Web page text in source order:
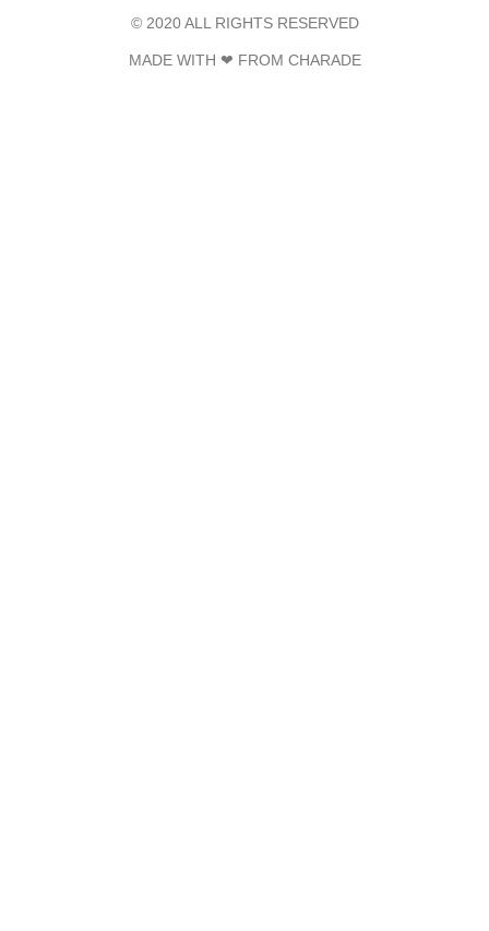
© 2020 ALL RIGHTS RESERVED​
MADE WITH ❤ FROM CHARADE